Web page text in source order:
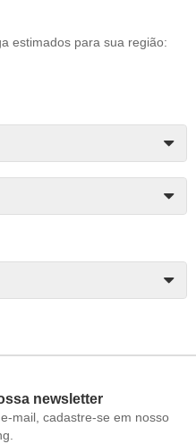
estimados para sua região:
newsletter
mail, cadastre-se em nosso